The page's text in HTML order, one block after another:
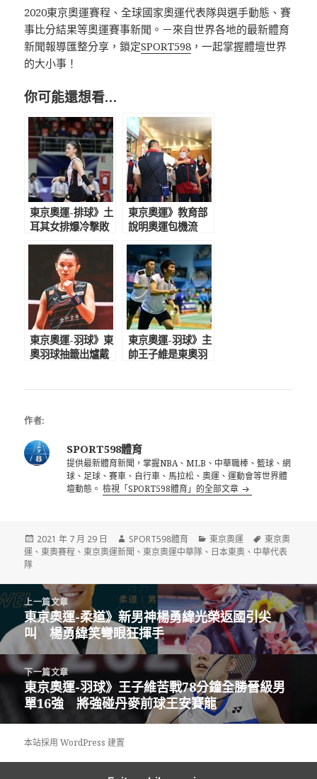
2020東京奧運賽程、全球國家奧運代表隊與選手動態、賽
事比分結果等奧運賽事新聞。－來自世界各地的最新體育
新聞報導匯整分享，鎖定SPORT598 ，一起掌握體壇世界
的大小事！
你可能還想看…
東京奧運-排球》土
耳其女排爆冷撃敗
球女神逆天顏值狂
吸47萬粉
東京奧運》教育部
說明奧運包機流
選手疏忽再度致歉
東京奧運-羽球》東
奧羽球抽籤出爐戴
東京奧運-羽球》主
帥王子維是東奧羽
作者:
SPORT598體育
提供最新體育新聞，掌握NBA、MLB、中華職棒、籃球、網
球、足球、賽車、自行車、馬拉松、奧運、運動會等世界體
壇動態。檢視「SPORT598體育」的全部文章
發
佈
2021 年 7 月 29 日
作
者
SPORT598體育
分
類
東京奧運
標
籤
東京奧
運 、東奧賽程 、東京奧運新聞 、東京奧運中華隊 、 日本東奧 、 中華代表
隊
文
章
覽
上一篇文章
上
一
篇
文
章:
東京奧運-柔道》新男神楊勇緯光榮返國引尖
叫 楊勇緯笑彎眼狂揮手
下一篇文章
下
一
篇
文
東京奧運-羽球》王子維苦戰78分鐘全勝晉級男
單16強 將強碰丹麥前球王安賽龍
本站採用 WordPress 建置